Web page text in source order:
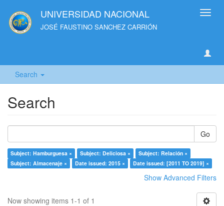
UNIVERSIDAD NACIONAL
JOSÉ FAUSTINO SANCHEZ CARRIÓN
Search
Search
Go
Subject: Hamburguesa × Subject: Deliciosa ×
Subject: Relación ×
Subject: Almacenaje ×
Date issued: 2015 × Date issued: [2011 TO 2019] ×
Show Advanced Filters
Now showing items 1-1 of 1